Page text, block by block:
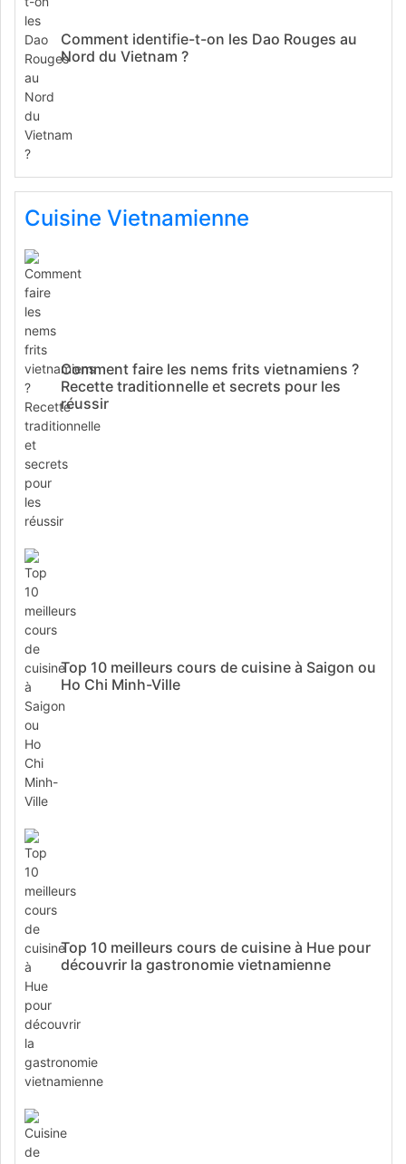
Comment identifie-t-on les Dao Rouges au
Nord du Vietnam ?
Cuisine Vietnamienne
Comment faire les nems frits vietnamiens ?
Recette traditionnelle et secrets pour les
réussir
Top 10 meilleurs cours de cuisine à Saigon ou
Ho Chi Minh-Ville
Top 10 meilleurs cours de cuisine à Hue pour
découvrir la gastronomie vietnamienne